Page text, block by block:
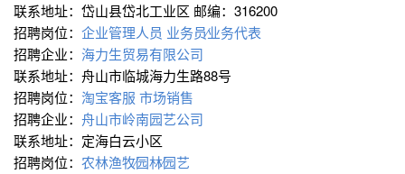
联系地址：岱山县岱北工业区 邮编：316200
招聘岗位： 企业管理人员 业务员∕业务代表
招聘企业： 海力生贸易有限公司
联系地址：舟山市临城海力生路88号
招聘岗位： 淘宝客服 市场销售
招聘企业： 舟山市岭南园艺公司
联系地址：定海白云小区
招聘岗位： 农林渔牧∕园林∕园艺